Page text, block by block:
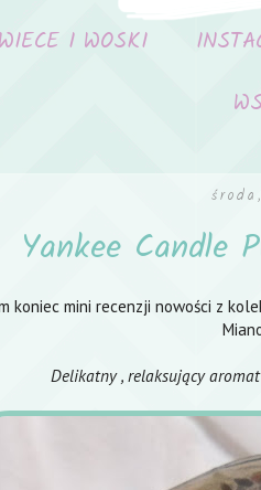
I WOSKI
Yankee Candle
koniec mini recenzji nowości z
Delikatny , relaksujący